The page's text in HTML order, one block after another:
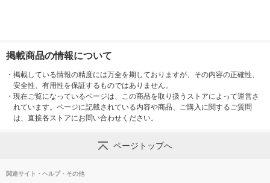
掲載商品の情報について
・ 掲載している情報の精度には万全を期しておりますが、その内容の正確性、
安全性、有用性を保証するものではありません。
・ 現在ご覧になっているページは、この商品を取り扱うストアによって運営さ
れています。ページに記載されている内容や商品、ご購入に関するご質問
は、直接各ストアにお問い合わせください。
ページトップへ
関連サイト・ヘルプ・その他